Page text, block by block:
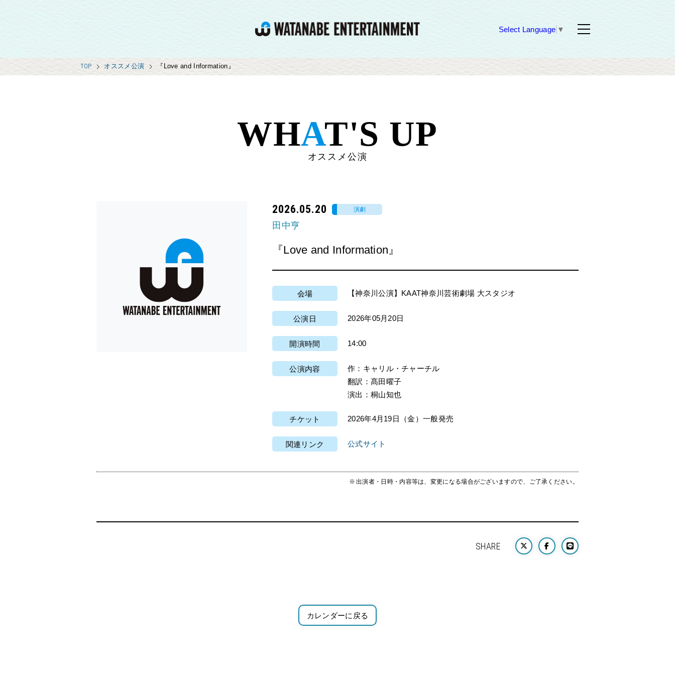
Select Language ▼
TOP オススメ公演 『Love and Information』
WHAT'S UP
オススメ公演
2026.05.20 演劇
田中亨
『Love and Information』
会場 【神奈川公演】KAAT神奈川芸術劇場 大スタジオ
公演日 2026年05月20日
開演時間 14:00
公演内容
作：キャリル・チャーチル
翻訳：髙田曜子
演出：桐山知也
チケット 2026年4月19日（金）一般発売
関連リンク 公式サイト
出演者・日時・内容等は、変更になる場合がございますので、ご了承ください。
SHARE
カレンダーに戻る